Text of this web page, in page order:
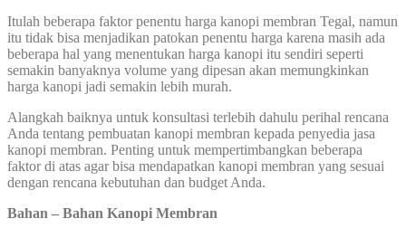
Itulah beberapa faktor penentu harga kanopi membran Tegal, namun
itu tidak bisa menjadikan patokan penentu harga karena masih ada
beberapa hal yang menentukan harga kanopi itu sendiri seperti
semakin banyaknya volume yang dipesan akan memungkinkan
harga kanopi jadi semakin lebih murah.
Alangkah baiknya untuk konsultasi terlebih dahulu perihal rencana
Anda tentang pembuatan kanopi membran kepada penyedia jasa
kanopi membran. Penting untuk mempertimbangkan beberapa
faktor di atas agar bisa mendapatkan kanopi membran yang sesuai
dengan rencana kebutuhan dan budget Anda.
Bahan – Bahan Kanopi Membran